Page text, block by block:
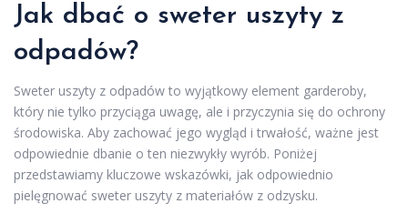
Jak dbać o sweter uszyty z
odpadów?
Sweter uszyty z odpadów to wyjątkowy element garderoby,
który nie tylko przyciąga uwagę, ale i przyczynia się do ochrony
środowiska. Aby zachować jego wygląd i trwałość, ważne jest
odpowiednie dbanie o ten niezwykły wyrób. Poniżej
przedstawiamy kluczowe wskazówki, jak odpowiednio
pielęgnować sweter uszyty z materiałów z odzysku.